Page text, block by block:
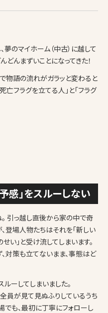
のマイホーム（中古）に越して
んまずいことになってきた！
物語の流れがガラッと変わると
亡フラグを立てる人」と「フラグ
感」をスルーしない
引っ越し直後から家の中で奇
登場人物たちはそれを「新しい
い」と受け流してしまいます。
対策も立てないまま、事態はど
ーしてしまいました。
員が見て見ぬふりしているうち
でも、最初に丁寧にフォローし